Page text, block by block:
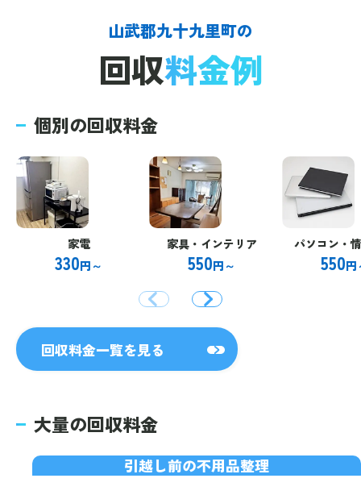
山武郡九十九里町の
回収料金例
個別の回収料金
家電
330円～
家具・インテリア
550円～
パソコン・
550円
回収料金一覧を見る
大量の回収料金
引越し前の不用品整理